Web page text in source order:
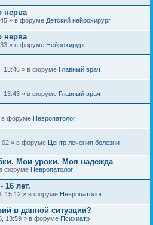
нерва
» в форуме Детский нейрохирург
нерва
» в форуме Нейрохирург
13:46 » в форуме Главный врач
13:43 » в форуме Главный врач
в форуме Невропатолог
» в форуме Центр лечения болезни
Мои уроки. Моя надежда
форуме Невропатолог
16 лет.
15:12 » в форуме Невропатолог
в данной ситуации?
13:59 » в форуме Психиатр